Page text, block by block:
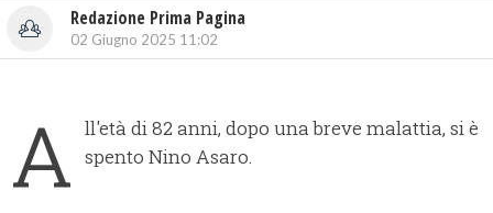
Redazione Prima Pagina
02 Giugno 2025 11:02
A ll'età di 82 anni, dopo una breve malattia, si è
spento Nino Asaro.